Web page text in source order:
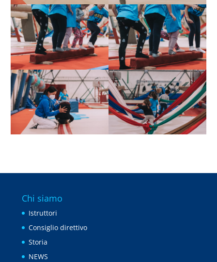
Chi siamo
Istruttori
Consiglio direttivo
Storia
NEWS